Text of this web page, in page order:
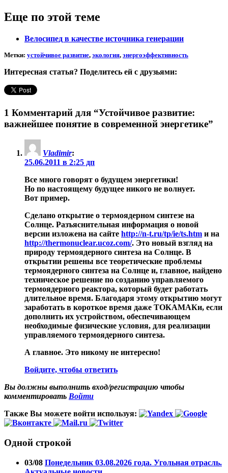
Еще по этой теме
Велосипед в качестве источника генерации
Метки: устойчивое развитие, экология, энергоэффективность
Интересная статья? Поделитесь ей с друзьями:
1 Комментарий для “Устойчивое развитие:
важнейшее понятие в современной энергетике”
Vladimir:
25.06.2011 в 2:25 дп
Все много говорят о будущем энергетики!
Но по настоящему будущее никого не волнует.
Вот пример.
Сделано открытие о термоядерном синтезе на
Солнце. Разъяснительная информация о новой
версии изложена на сайте http://n-t.ru/tp/ie/ts.htm и на
http://thermonuclear.ucoz.com/. Это новый взгляд на
природу термоядерного синтеза на Солнце. В
открытии решены все теоретические проблемы
термоядерного синтеза на Солнце и, главное, найдено
техническое решение по созданию управляемого
термоядерного реактора, который будет работать
длительное время. Благодаря этому открытию могут
заработать в короткое время даже ТОКАМАКи, если
дополнить их устройством, обеспечивающем
необходимые физические условия, для реализации
управляемого термоядерного синтеза.
А главное. Это никому не интересно!
Войдите, чтобы ответить
Вы должны выполнить вход/регистрацию чтобы
комментировать Войти
Также Вы можете войти используя:
Одной строкой
03/08 Понедельник 03.08.2026 года. Угольная отрасль.